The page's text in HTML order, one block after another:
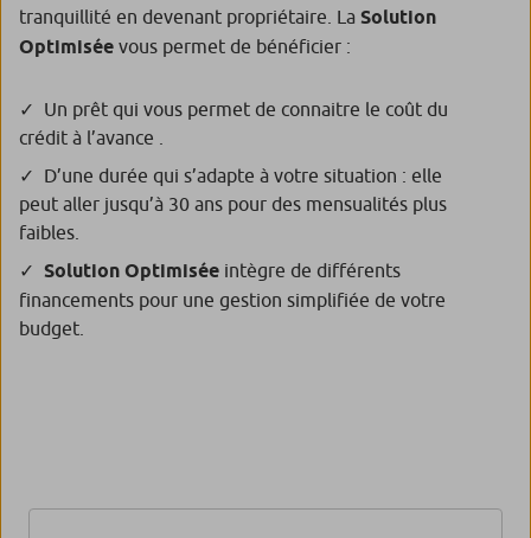
tranquillité en devenant propriétaire. La Solution
Optimisée vous permet de bénéficier :
Un prêt qui vous permet de connaitre le coût du
crédit à l’avance .
D’une durée qui s’adapte à votre situation : elle
peut aller jusqu’à 30 ans pour des mensualités plus
faibles.
Solution Optimisée intègre de différents
financements pour une gestion simplifiée de votre
budget.